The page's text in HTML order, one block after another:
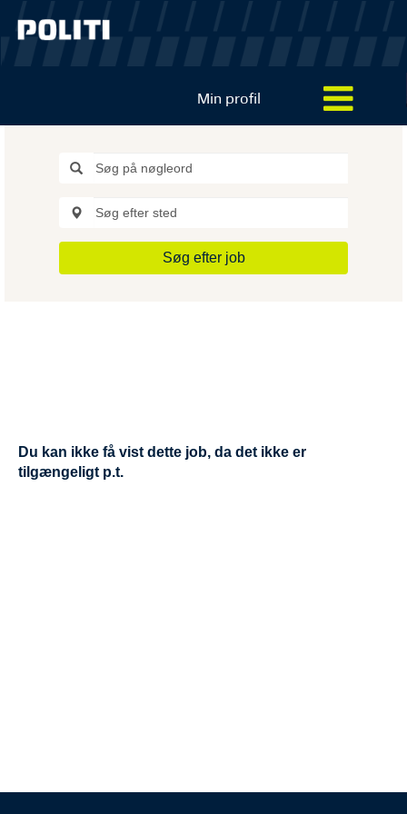
Min profil
Søg efter job
Du kan ikke få vist dette job, da det ikke er
tilgængeligt p.t.